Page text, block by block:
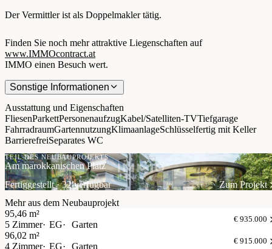
Der Vermittler ist als Doppelmakler tätig.
Finden Sie noch mehr attraktive Liegenschaften auf
www.IMMOcontract.at
IMMO einen Besuch wert.
Sonstige Informationen
Ausstattung und Eigenschaften
FliesenParkettPersonenaufzugKabel/Satelliten-TVTiefgarage
FahrradraumGartennutzungKlimaanlageSchlüsselfertig mit Keller
BarrierefreiSeparates WC
TEIL DES NEUBAUPROJEKTS
Am marokkanischen Platz
Fertiggestellt · 32 verfügbar
Zum Projekt
Mehr aus dem Neubauprojekt
95,46 m²
5 Zimmer
EG Garten
€ 935.000
96,02 m²
4 Zimmer
EG Garten
€ 915.000